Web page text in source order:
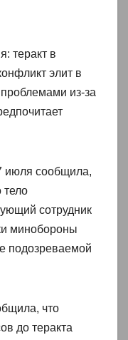
теракт в
элит в
из-за
июля сообщила,
тело
сотрудник
минобороны
подозреваемой
что
до теракта